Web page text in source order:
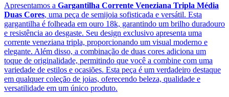
Apresentamos a Gargantilha Corrente Veneziana Tripla Média
Duas Cores, uma peça de semijoia sofisticada e versátil. Esta
gargantilha é folheada em ouro 18k, garantindo um brilho duradouro
e resistência ao desgaste. Seu design exclusivo apresenta uma
corrente veneziana tripla, proporcionando um visual moderno e
elegante. Além disso, a combinação de duas cores adiciona um
toque de originalidade, permitindo que você a combine com uma
variedade de estilos e ocasiões. Esta peça é um verdadeiro destaque
em qualquer coleção de joias, oferecendo beleza, qualidade e
versatilidade em um único produto.